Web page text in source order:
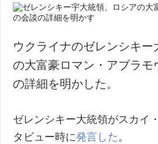
ウクライナのゼレンシキー
の大富豪ロマン・アブラモ
の詳細を明かした。
ゼレンシキー大統領がスカイ
タビュー時に発言した。